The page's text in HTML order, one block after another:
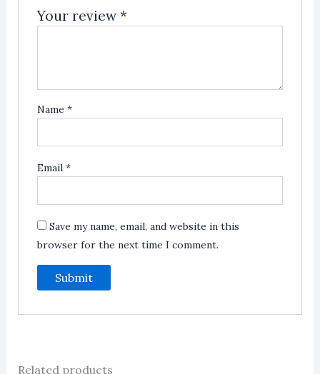
Your review*
Name*
Email*
Save my name, email, and website in this
browser for the next time I comment.
Related products